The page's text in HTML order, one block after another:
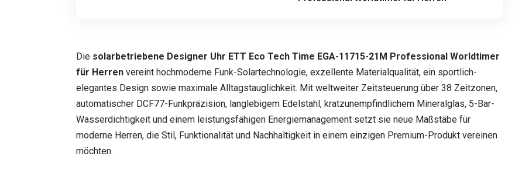
Die solarbetriebene Designer Uhr ETT Eco Tech Time EGA-11715-21M Professional Worldtimer
für Herren vereint hochmoderne Funk-Solartechnologie, exzellente Materialqualität, ein sportlich-
elegantes Design sowie maximale Alltagstauglichkeit. Mit weltweiter Zeitsteuerung über 38 Zeitzonen,
automatischer DCF77-Funkpräzision, langlebigem Edelstahl, kratzunempfindlichem Mineralglas, 5-Bar-
Wasserdichtigkeit und einem leistungsfähigen Energiemanagement setzt sie neue Maßstäbe für
moderne Herren, die Stil, Funktionalität und Nachhaltigkeit in einem einzigen Premium-Produkt vereinen
möchten.